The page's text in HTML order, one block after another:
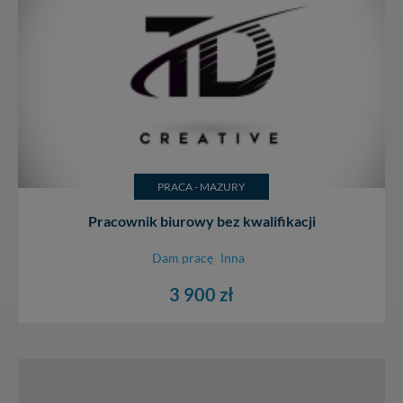
PRACA - MAZURY
Pracownik biurowy bez kwalifikacji
Dam pracę Inna
3 900 zł